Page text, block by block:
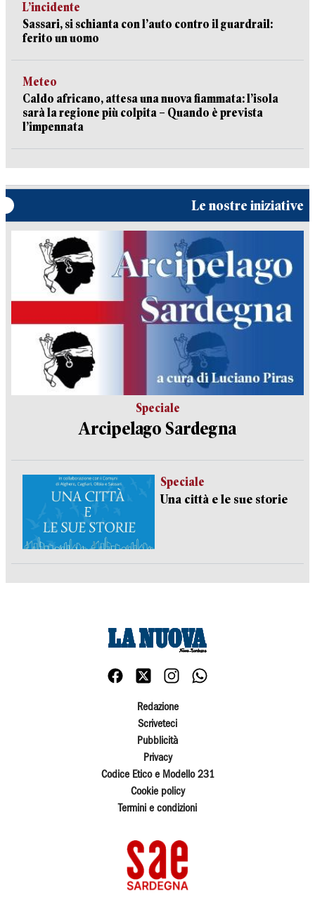
L’incidente
Sassari, si schianta con l’auto contro il guardrail:
ferito un uomo
Meteo
Caldo africano, attesa una nuova fiammata: l’isola
sarà la regione più colpita – Quando è prevista
l’impennata
Le nostre iniziative
Speciale
Arcipelago Sardegna
Speciale
Una città e le sue storie
Redazione
Scriveteci
Pubblicità
Privacy
Codice Etico e Modello 231
Cookie policy
Termini e condizioni